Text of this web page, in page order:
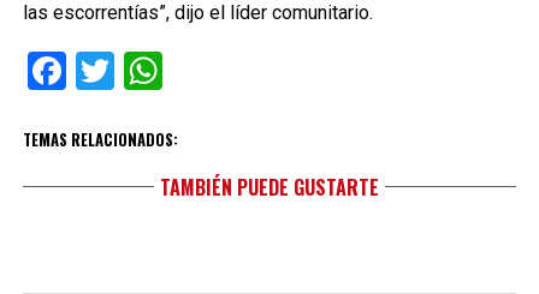
las escorrentías”, dijo el líder comunitario.
Facebook
TwitterWhatsApp
TEMAS RELACIONADOS:
TAMBIÉN PUEDE GUSTARTE